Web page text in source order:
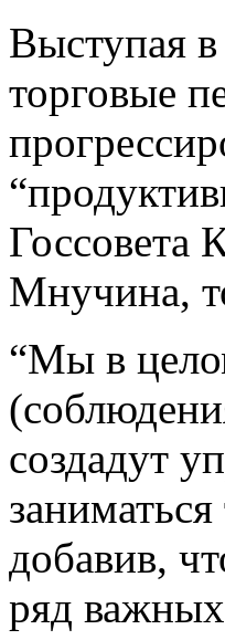
Выступая
торговые
Госсовета
Мнучина,
“Мы в
создадут
добавив,
ряд